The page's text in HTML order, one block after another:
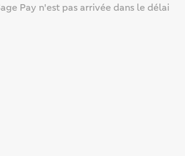
Pay n'est pas arrivée dans le délai